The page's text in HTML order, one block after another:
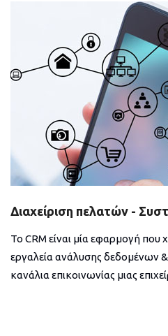
Διαχείριση πελατών -
Το CRM είναι μία εφαρμογή που
εργαλεία ανάλυσης δεδομένων
κανάλια επικοινωνίας μιας